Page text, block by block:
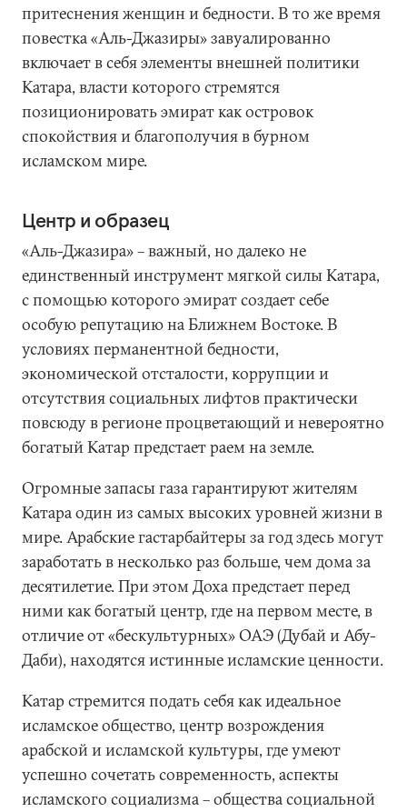
притеснения женщин и бедности. В то же время
повестка «Аль-Джазиры» завуалированно
включает в себя элементы внешней политики
Катара, власти которого стремятся
позиционировать эмират как островок
спокойствия и благополучия в бурном
исламском мире.
Центр и образец
«Аль-Джазира» – важный, но далеко не
единственный инструмент мягкой силы Катара,
с помощью которого эмират создает себе
особую репутацию на Ближнем Востоке. В
условиях перманентной бедности,
экономической отсталости, коррупции и
отсутствия социальных лифтов практически
повсюду в регионе процветающий и невероятно
богатый Катар предстает раем на земле.
Огромные запасы газа гарантируют жителям
Катара один из самых высоких уровней жизни в
мире. Арабские гастарбайтеры за год здесь могут
заработать в несколько раз больше, чем дома за
десятилетие. При этом Доха предстает перед
ними как богатый центр, где на первом месте, в
отличие от «бескультурных» ОАЭ (Дубай и Абу-
Даби), находятся истинные исламские ценности.
Катар стремится подать себя как идеальное
исламское общество, центр возрождения
арабской и исламской культуры, где умеют
успешно сочетать современность, аспекты
исламского социализма – общества социальной